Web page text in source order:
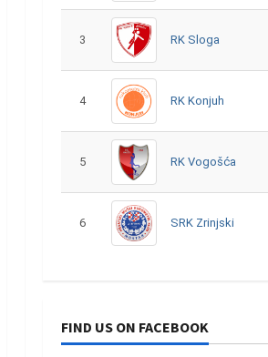
3 RK Sloga
4 RK Konjuh
5 RK Vogošća
6 SRK Zrinjski
FIND US ON FACEBOOK